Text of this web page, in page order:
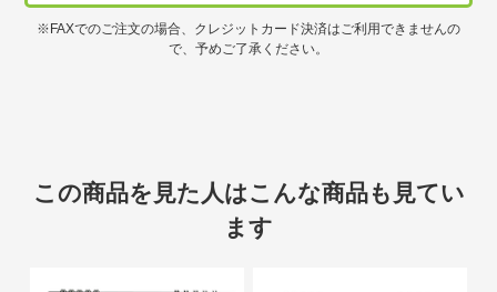
※FAXでのご注文の場合、クレジットカード決済はご利用できませんの
で、予めご了承ください。
この商品を見た人はこんな商品も見てい
ます